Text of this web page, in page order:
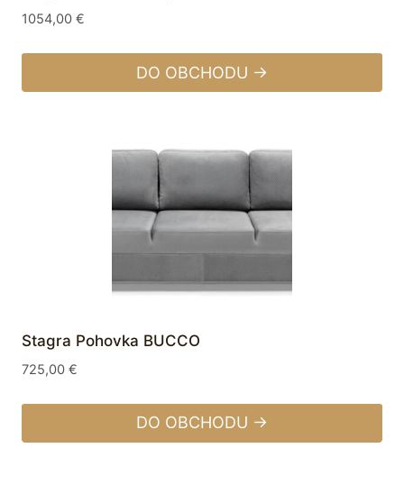
1054,00 €
DO OBCHODU →
Stagra Pohovka BUCCO
725,00 €
DO OBCHODU →